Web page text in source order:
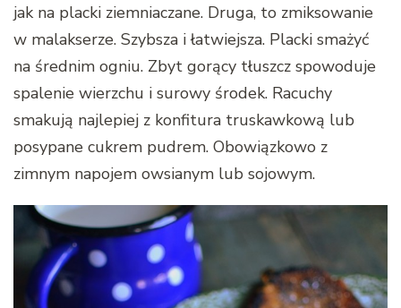
jak na placki ziemniaczane. Druga, to zmiksowanie
w malakserze. Szybsza i łatwiejsza. Placki smażyć
na średnim ogniu. Zbyt gorący tłuszcz spowoduje
spalenie wierzchu i surowy środek. Racuchy
smakują najlepiej z konfitura truskawkową lub
posypane cukrem pudrem. Obowiązkowo z
zimnym napojem owsianym lub sojowym.